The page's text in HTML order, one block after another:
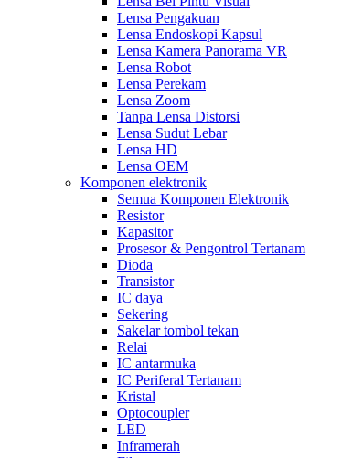
Lensa Pengakuan
Lensa Endoskopi Kapsul
Lensa Kamera Panorama VR
Lensa Robot
Lensa Perekam
Lensa Zoom
Tanpa Lensa Distorsi
Lensa Sudut Lebar
Lensa HD
Lensa OEM
Komponen elektronik
Semua Komponen Elektronik
Resistor
Kapasitor
Prosesor & Pengontrol Tertanam
Dioda
Transistor
IC daya
Sekering
Sakelar tombol tekan
Relai
IC antarmuka
IC Periferal Tertanam
Kristal
Optocoupler
LED
Inframerah